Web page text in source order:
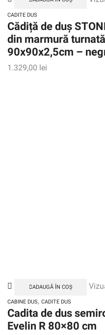
CADITE DUS
Cădiță de duș
din marmură
90x90x2,5cm –
1.329,00 lei
ADAUGĂ ÎN COȘ
CABINE DUS, CADITE DUS
Cadita de dus
Evelin R 80×80 cm